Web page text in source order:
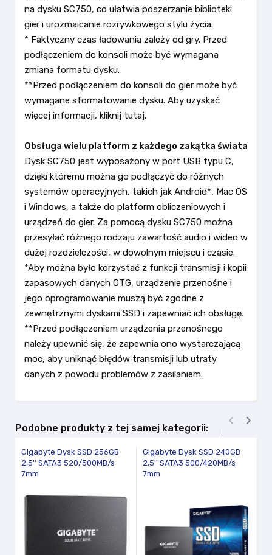
na dysku SC750, co ułatwia poszerzanie biblioteki
gier i urozmaicanie rozrywkowego stylu życia.
* Faktyczny czas ładowania zależy od gry. Przed
podłączeniem do konsoli może być wymagana
zmiana formatu dysku.
**Przed podłączeniem do konsoli do gier może być
wymagane sformatowanie dysku. Aby uzyskać
więcej informacji, kliknij tutaj.
Obsługa wielu platform z każdego zakątka świata
Dysk SC750 jest wyposażony w port USB typu C,
dzięki któremu można go podłączyć do różnych
systemów operacyjnych, takich jak Android*, Mac OS
i Windows, a także do platform obliczeniowych i
urządzeń do gier. Za pomocą dysku SC750 można
przesyłać różnego rodzaju zawartość audio i wideo w
dużej rozdzielczości, w dowolnym miejscu i czasie.
*Aby można było korzystać z funkcji transmisji i kopii
zapasowych danych OTG, urządzenie przenośne i
jego oprogramowanie muszą być zgodne z
zewnętrznymi dyskami SSD i zapewniać ich obsługę.
**Przed podłączeniem urządzenia przenośnego
należy upewnić się, że zapewnia ono wystarczającą
moc, aby uniknąć błędów transmisji lub utraty
danych z powodu problemów z zasilaniem.
Podobne produkty z tej samej kategorii:
Gigabyte Dysk SSD 256GB
2,5'' SATA3 520/500MB/s
7mm
Gigabyte Dysk SSD 240GB
2,5'' SATA3 500/420MB/s
7mm
 